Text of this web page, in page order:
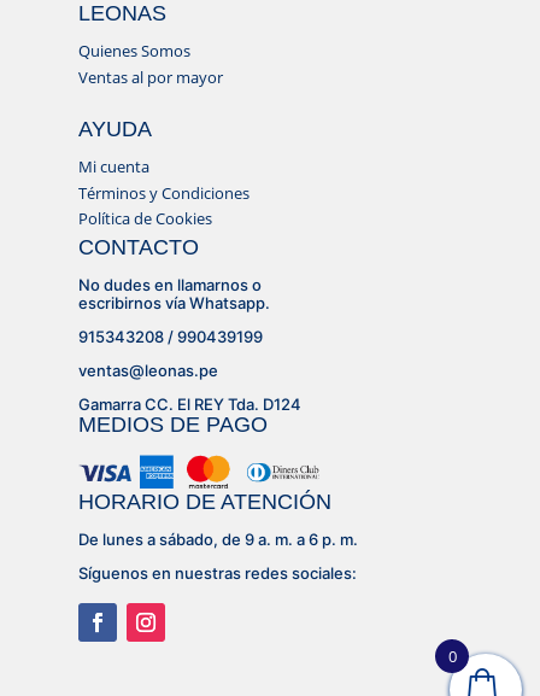
LEONAS
Quienes Somos
Ventas al por mayor
AYUDA
Mi cuenta
Términos y Condiciones
Política de Cookies
CONTACTO
No dudes en llamarnos o
escribirnos vía Whatsapp.
915343208 / 990439199
ventas@leonas.pe
Gamarra CC. El REY Tda. D124
MEDIOS DE PAGO
HORARIO DE ATENCIÓN
De lunes a sábado, de 9 a. m. a 6 p. m.
Síguenos en nuestras redes sociales:
0